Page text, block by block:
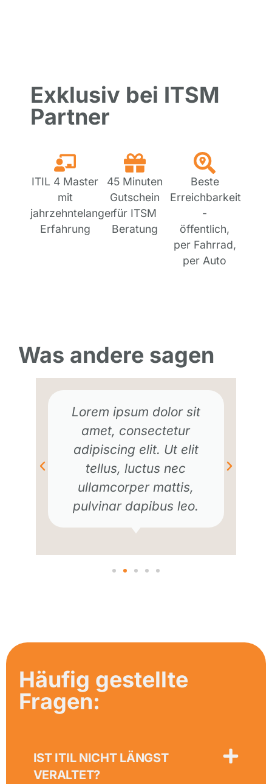
Exklusiv bei ITSM
Partner
ITIL 4 Master
mit
jahrzehntelanger
Erfahrung
45 Minuten
Gutschein
für ITSM
Beratung
Beste
Erreichbarkeit
-
öffentlich,
per Fahrrad,
per Auto
Was andere sagen
Lorem ipsum dolor sit
amet, consectetur
adipiscing elit. Ut elit
tellus, luctus nec
ullamcorper mattis,
pulvinar dapibus leo.
Häufig gestellte
Fragen:
IST ITIL NICHT LÄNGST
VERALTET?